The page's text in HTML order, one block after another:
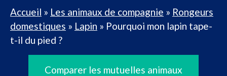
Accueil » Les animaux de compagnie » Rongeurs
domestiques » Lapin » Pourquoi mon lapin tape-
t-il du pied ?
Comparer les mutuelles animaux